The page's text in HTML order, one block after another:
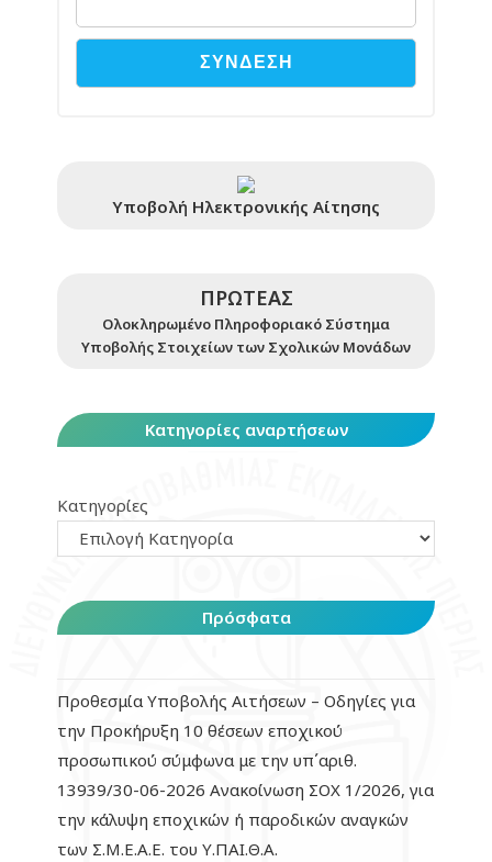
Υποβολή Ηλεκτρονικής Αίτησης
ΠΡΩΤΕΑΣ
Ολοκληρωμένο Πληροφοριακό Σύστημα
Υποβολής Στοιχείων των Σχολικών Μονάδων
Κατηγορίες αναρτήσεων
Κατηγορίες
Πρόσφατα
Προθεσμία Υποβολής Αιτήσεων – Οδηγίες για
την Προκήρυξη 10 θέσεων εποχικού
προσωπικού σύμφωνα με την υπ΄αριθ.
13939/30-06-2026 Ανακοίνωση ΣΟΧ 1/2026, για
την κάλυψη εποχικών ή παροδικών αναγκών
των Σ.Μ.Ε.Α.Ε. του Υ.ΠΑΙ.Θ.Α.